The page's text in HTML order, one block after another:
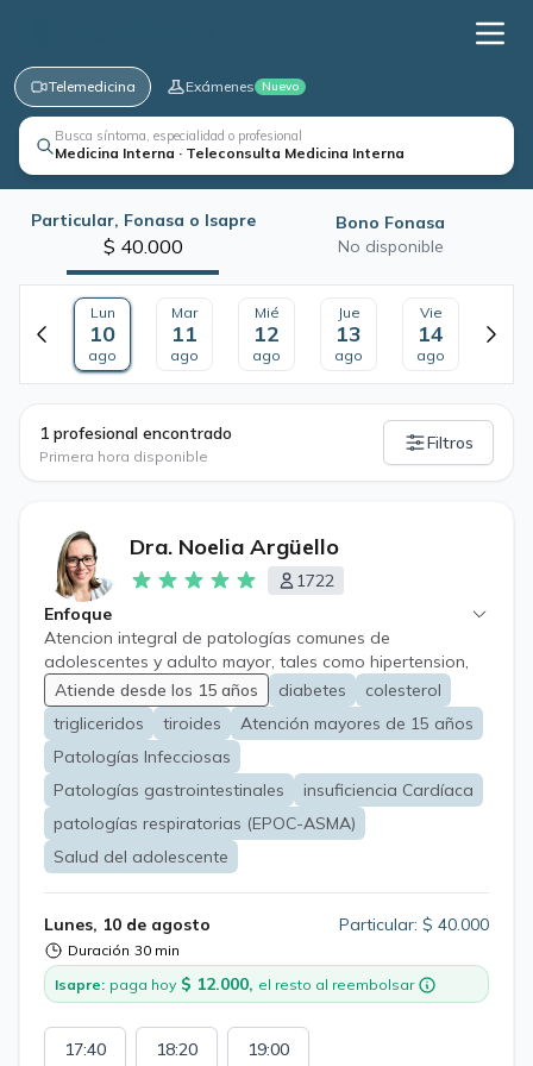
Telemedicina Exámenes Nuevo
Busca síntoma, especialidad o profesional
Medicina Interna · Teleconsulta Medicina Interna
Particular, Fonasa o Isapre
$ 40.000
Bono Fonasa
No disponible
Lun
10
ago
Mar
11
ago
Mié
12
ago
Jue
13
ago
Vie
14
ago
1 profesional encontrado
Primera hora disponible
Filtros
Dra. Noelia Argüello
1722
Enfoque
Atencion integral de patologías comunes de
adolescentes y adulto mayor, tales como hipertension,
diabetes, obesidad, alergias, problemas digestivos,
respiratorios y neurologicos a fin de a lograr oportuno
diagnostico, tratamiento y derivacion si corresponde.
Atiende desde los 15 años diabetes
colesterol
trigliceridos
tiroides
Atención mayores de 15 años
Patologías Infecciosas
Patologías gastrointestinales
insuficiencia Cardíaca
patologías respiratorias (EPOC-ASMA)
Salud del adolescente
Lunes, 10 de agosto
Duración 30 min
Particular: $ 40.000
Isapre: paga hoy $ 12.000, el resto al reembolsar
17:40 18:20 19:00